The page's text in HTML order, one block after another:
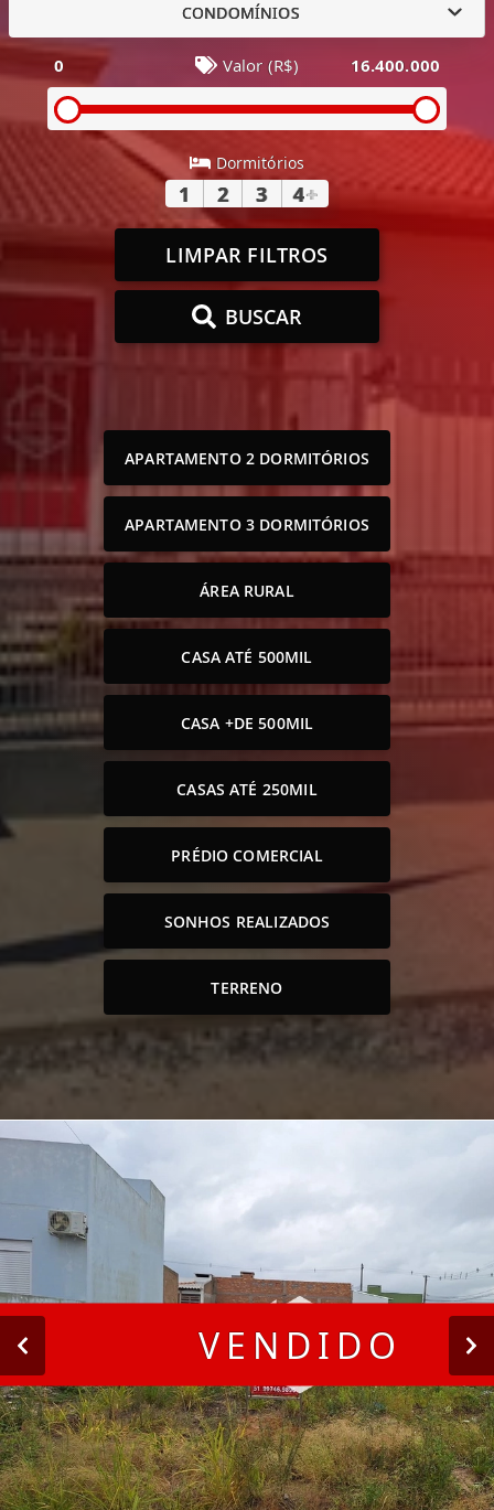
CONDOMÍNIOS
0 Valor (R$) 16.400.000
Dormitórios
1 2 3 4+
LIMPAR FILTROS
BUSCAR
APARTAMENTO 2 DORMITÓRIOS
APARTAMENTO 3 DORMITÓRIOS
ÁREA RURAL
CASA ATÉ 500MIL
CASA +DE 500MIL
CASAS ATÉ 250MIL
PRÉDIO COMERCIAL
SONHOS REALIZADOS
TERRENO
VENDIDO